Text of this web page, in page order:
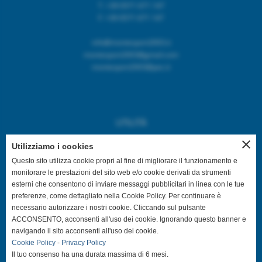
info@montesport2003.it
montesport2003@gmail.com
montesport2003@pec.it
UTILITÀ
Privacy Policy
Cookies Policy
Mappa del sito web
SEGUICI SUL WEB
close
Utilizziamo i cookies
Questo sito utilizza cookie propri al fine di migliorare il funzionamento e
monitorare le prestazioni del sito web e/o cookie derivati da strumenti
esterni che consentono di inviare messaggi pubblicitari in linea con le tue
preferenze, come dettagliato nella Cookie Policy. Per continuare è
necessario autorizzare i nostri cookie. Cliccando sul pulsante
ACCONSENTO, acconsenti all'uso dei cookie. Ignorando questo banner e
navigando il sito acconsenti all'uso dei cookie.
Cookie Policy - Privacy Policy
Il tuo consenso ha una durata massima di 6 mesi.